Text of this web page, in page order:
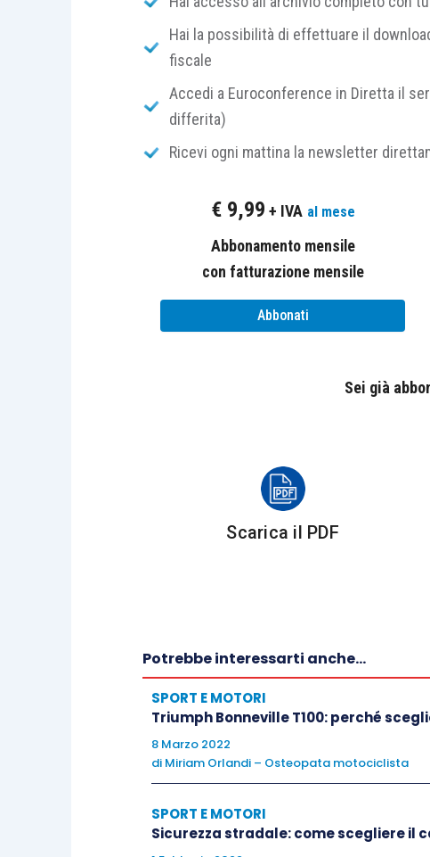
Io, invece, voglio chiamarli con il loro vero
Infatti, se solo provassi a spostare ilfocus
che la vera responsabilità è la tua e non degli
Non ho tempo per fare esercizio
Quindi non è il tempo ma la volontà!
Laqualità della vitache conduci è
E non parlo solamente di avere una
Parlo anche di altri due tipi di energie:
energia emotiva, ovvero quello
Hai la possibilità di effettuare il
fiscale
Accedi a Euroconference in Diretta il
differita)
Ricevi ogni mattina la newsletter
€ 9,99 + IVA al mese
Abbonamento mensile
con fatturazione mensile
Abbonati
Sei già
Scarica il PDF
Potrebbe interessarti anche...
SPORT E MOTORI
Triumph Bonneville T100: perché
8 Marzo 2022
di Miriam Orlandi – Osteopata motociclista
SPORT E MOTORI
Sicurezza stradale: come scegliere il